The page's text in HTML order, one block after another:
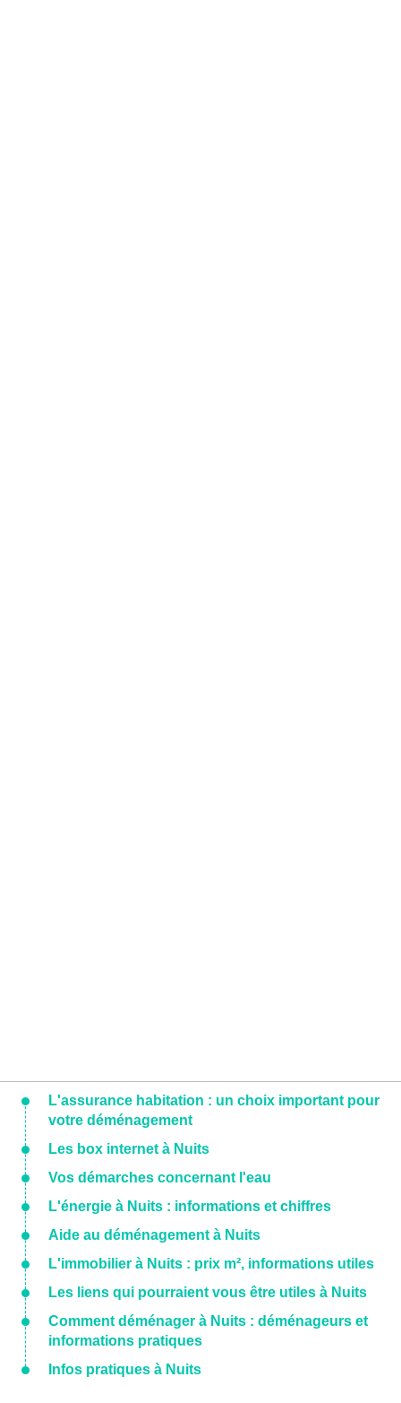
L'assurance habitation : un choix important pour
votre déménagement
Les box internet à Nuits
Vos démarches concernant l'eau
L'énergie à Nuits : informations et chiffres
Aide au déménagement à Nuits
L'immobilier à Nuits : prix m², informations utiles
Les liens qui pourraient vous être utiles à Nuits
Comment déménager à Nuits : déménageurs et
informations pratiques
Infos pratiques à Nuits